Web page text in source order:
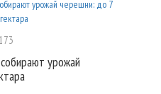
урожай